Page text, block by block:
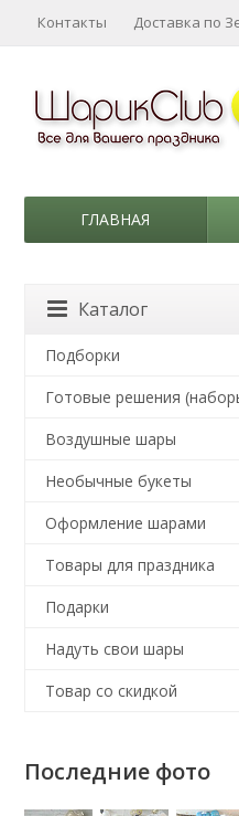
Контакты Доставка по
ГЛАВНАЯ
Каталог
Подборки
Готовые решения
Воздушные шары
Необычные букеты
Оформление шарами
Товары для праздника
Подарки
Надуть свои шары
Товар со скидкой
Последние фото